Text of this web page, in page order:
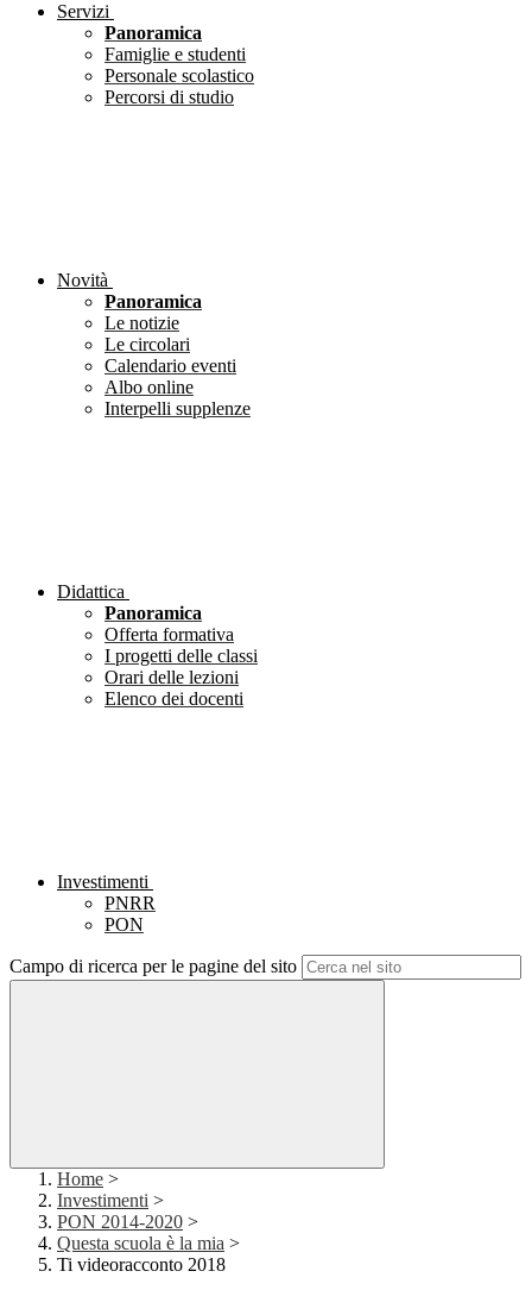
Servizi
Panoramica
Famiglie e studenti
Personale scolastico
Percorsi di studio
Novità
Panoramica
Le notizie
Le circolari
Calendario eventi
Albo online
Interpelli supplenze
Didattica
Panoramica
Offerta formativa
I progetti delle classi
Orari delle lezioni
Elenco dei docenti
Investimenti
PNRR
PON
Campo di ricerca per le pagine del sito
Home >
Investimenti >
PON 2014-2020 >
Questa scuola è la mia >
Ti videoracconto 2018